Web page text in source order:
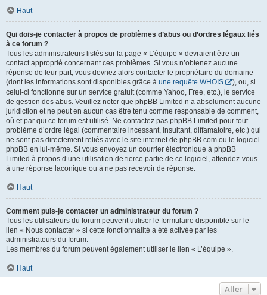
Haut
Qui dois-je contacter à propos de problèmes d’abus ou d’ordres légaux liés
à ce forum ?
Tous les administrateurs listés sur la page « L’équipe » devraient être un
contact approprié concernant ces problèmes. Si vous n’obtenez aucune
réponse de leur part, vous devriez alors contacter le propriétaire du domaine
(dont les informations sont disponibles grâce à une requête WHOIS
), ou, si
celui-ci fonctionne sur un service gratuit (comme Yahoo, Free, etc.), le service
de gestion des abus. Veuillez noter que phpBB Limited n’a absolument aucune
juridiction et ne peut en aucun cas être tenu comme responsable de comment,
où et par qui ce forum est utilisé. Ne contactez pas phpBB Limited pour tout
problème d’ordre légal (commentaire incessant, insultant, diffamatoire, etc.) qui
ne sont pas directement reliés avec le site internet de phpBB.com ou le logiciel
phpBB en lui-même. Si vous envoyez un courrier électronique à phpBB
Limited à propos d’une utilisation de tierce partie de ce logiciel, attendez-vous
à une réponse laconique ou à ne pas recevoir de réponse.
Haut
Comment puis-je contacter un administrateur du forum ?
Tous les utilisateurs du forum peuvent utiliser le formulaire disponible sur le
lien « Nous contacter » si cette fonctionnalité a été activée par les
administrateurs du forum.
Les membres du forum peuvent également utiliser le lien « L’équipe ».
Haut
Aller